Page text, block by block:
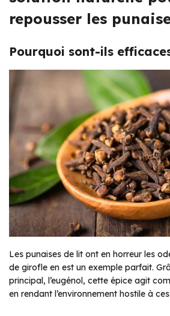
repousser les
Pourquoi sont-ils
Les punaises de lit ont en horreur les
de girofle en est un exemple parfait.
principal, l’eugénol, cette épice agit
en rendant l’environnement hostile à